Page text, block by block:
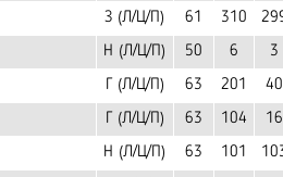
З (Л/Ц/П) 61 310
Н (Л/Ц/П) 50 6 3
Г (Л/Ц/П) 63 201 40
Г (Л/Ц/П) 63 104 16
Н (Л/Ц/П) 63 101